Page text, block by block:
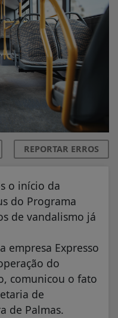
REPORTAR ERROS
o início da
do Programa
de vandalismo já
empresa Expresso
do
comunicou o fato
de
de Palmas.